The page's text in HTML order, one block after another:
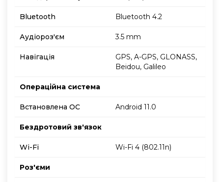
Bluetooth Bluetooth 4.2
Аудіороз'єм 3.5 mm
Навігація
GPS, A-GPS, GLONASS,
Beidou, Galileo
Операційна система
Встановлена ОС Android 11.0
Бездротовий зв'язок
Wi-Fi Wi-Fi 4 (802.11n)
Роз'єми